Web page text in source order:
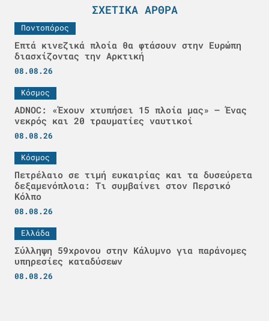
ΣΧΕΤΙΚΆ ΆΡΘΡΑ
Ποντοπόρος
Επτά κινεζικά πλοία θα φτάσουν στην Ευρώπη
διασχίζοντας την Αρκτική
08.08.26
Κόσμος
ADNOC: «Έχουν χτυπήσει 15 πλοία μας» – Ένας
νεκρός και 20 τραυματίες ναυτικοί
08.08.26
Κόσμος
Πετρέλαιο σε τιμή ευκαιρίας και τα δυσεύρετα
δεξαμενόπλοια: Τι συμβαίνει στον Περσικό
Κόλπο
08.08.26
Ελλάδα
Σύλληψη 59χρονου στην Κάλυμνο για παράνομες
υπηρεσίες καταδύσεων
08.08.26